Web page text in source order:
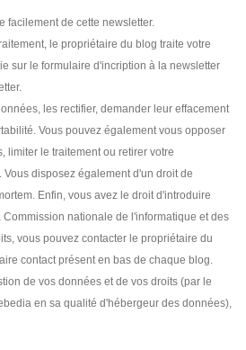
facilement de cette newsletter.
le propriétaire du blog traite votre
sur le formulaire d'incription à la newsletter
les rectifier, demander leur effacement
Vous pouvez également vous opposer
limiter le traitement ou retirer votre
disposez également d'un droit de
Enfin, vous avez le droit d'introduire
nationale de l'informatique et des
vous pouvez contacter le propriétaire du
contact présent en bas de chaque blog.
de vos données et de vos droits (par le
en sa qualité d'hébergeur des données),